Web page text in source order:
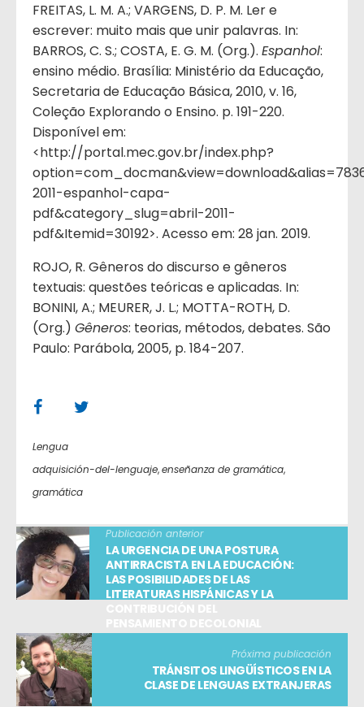
FREITAS, L. M. A.; VARGENS, D. P. M. Ler e
escrever: muito mais que unir palavras. In:
BARROS, C. S.; COSTA, E. G. M. (Org.). Espanhol:
ensino médio. Brasília: Ministério da Educação,
Secretaria de Educação Básica, 2010, v. 16,
Coleção Explorando o Ensino. p. 191-220.
Disponível em:
<http://portal.mec.gov.br/index.php?
2011-espanhol-capa-
pdf&category_slug=abril-2011-
pdf&Itemid=30192>. Acesso em: 28 jan. 2019.
ROJO, R. Gêneros do discurso e gêneros
textuais: questões teóricas e aplicadas. In:
BONINI, A.; MEURER, J. L.; MOTTA-ROTH, D.
(Org.) Gêneros: teorias, métodos, debates. São
Paulo: Parábola, 2005, p. 184-207.
Lengua
adquisición-del-lenguaje,enseñanza de gramática,
gramática
Publicación anterior
LA URGENCIA DE UNA POSTURA
ANTIRRACISTA EN LA EDUCACIÓN:
LAS POSIBILIDADES DE LAS
LITERATURAS HISPÁNICAS Y LA
Próxima publicación
TRÁNSITOS LINGÜÍSTICOS EN LA
CLASE DE LENGUAS EXTRANJERAS